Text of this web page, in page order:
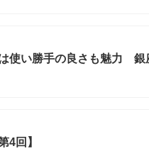
使い勝手の良さも魅力 銀
4回】